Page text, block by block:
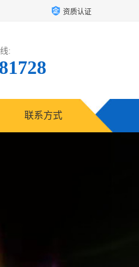
资质认证
:
联系方式